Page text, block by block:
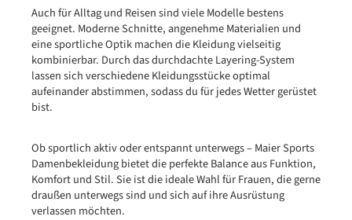
Auch für Alltag und Reisen sind viele Modelle bestens
geeignet. Moderne Schnitte, angenehme Materialien und
eine sportliche Optik machen die Kleidung vielseitig
kombinierbar. Durch das durchdachte Layering-System
lassen sich verschiedene Kleidungsstücke optimal
aufeinander abstimmen, sodass du für jedes Wetter gerüstet
bist.
Ob sportlich aktiv oder entspannt unterwegs – Maier Sports
Damenbekleidung bietet die perfekte Balance aus Funktion,
Komfort und Stil. Sie ist die ideale Wahl für Frauen, die gerne
draußen unterwegs sind und sich auf ihre Ausrüstung
verlassen möchten.